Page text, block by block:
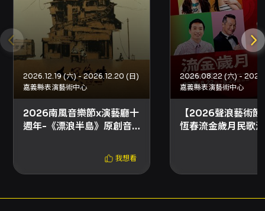
折（每場限4張）。 - 屏東縣民/工作者購票享85
折，入場時請攜帶身份證明。 - 學生購票享85
折，入場時請攜帶學生證。 - 單次購買20張
（含）以上享75折。 - 若折扣方案設有「需使用
文化幣折抵」限制，該折扣僅限網路購買；請以
售票頁面說明為準。 退換票規定 - 退票期限：最
遲須在演出日10日前（不含演出日）辦理，逾期
無法受理（例：演出日6/29，最後退票期限為
6/19）。 - 退票手續費：每張退票收取票面售價
10%手續費；換票視同退票，需退票後重新購
文化幣全額支付：請使用OPENTIX線上退訂單
功能（會員>訂單紀錄>退訂單）；注意每日
2026.12.19 (六) - 2026.12.20 (日)
嘉義縣表演藝術中心
2026南風音樂節x演藝廳十
週年-《漂浪半島》原創音
我想看
嘉義縣表演藝術中心
【2026聲浪藝術
恆春流金歲月民歌